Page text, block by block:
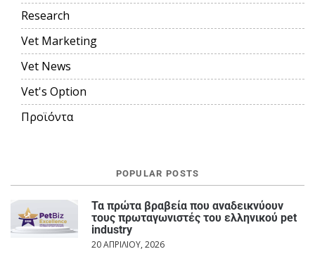
Research
Vet Marketing
Vet News
Vet's Option
Προϊόντα
POPULAR POSTS
Τα πρώτα βραβεία που αναδεικνύουν
τους πρωταγωνιστές του ελληνικού pet
industry
20 ΑΠΡΙΛΊΟΥ, 2026